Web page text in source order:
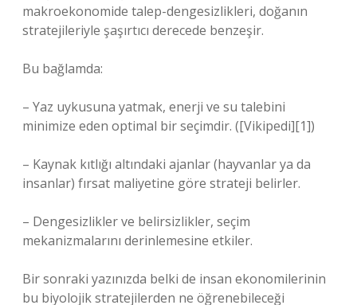
makroekonomide talep-dengesizlikleri, doğanın
stratejileriyle şaşırtıcı derecede benzeşir.
Bu bağlamda:
– Yaz uykusuna yatmak, enerji ve su talebini
minimize eden optimal bir seçimdir. ([Vikipedi][1])
– Kaynak kıtlığı altındaki ajanlar (hayvanlar ya da
insanlar) fırsat maliyetine göre strateji belirler.
– Dengesizlikler ve belirsizlikler, seçim
mekanizmalarını derinlemesine etkiler.
Bir sonraki yazınızda belki de insan ekonomilerinin
bu biyolojik stratejilerden ne öğrenebileceği